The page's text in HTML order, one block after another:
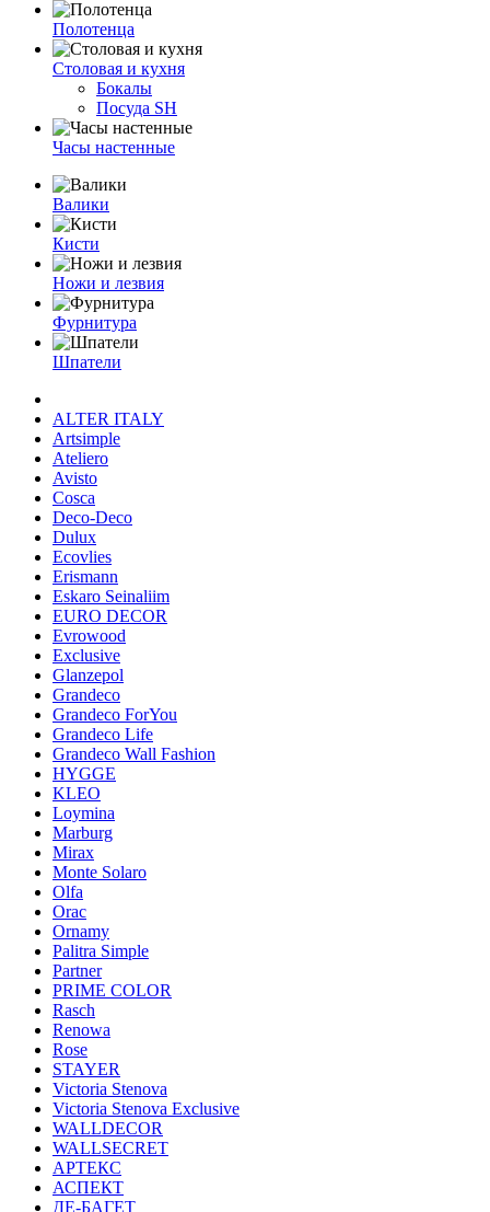
Полотенца
Столовая и кухня
Бокалы
Посуда SH
Часы настенные
Валики
Кисти
Ножи и лезвия
Фурнитура
Шпатели
ALTER ITALY
Artsimple
Ateliero
Avisto
Cosca
Deco-Deco
Dulux
Ecovlies
Erismann
Eskaro Seinaliim
EURO DECOR
Evrowood
Exclusive
Glanzepol
Grandeco
Grandeco ForYou
Grandeco Life
Grandeco Wall Fashion
HYGGE
KLEO
Loymina
Marburg
Mirax
Monte Solaro
Olfa
Orac
Ornamy
Palitra Simple
Partner
PRIME COLOR
Rasch
Renowa
Rose
STAYER
Victoria Stenova
Victoria Stenova Exclusive
WALLDECOR
WALLSECRET
АРТЕКС
АСПЕКТ
ДЕ-БАГЕТ